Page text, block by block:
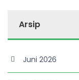
Arsip
Juni 2026